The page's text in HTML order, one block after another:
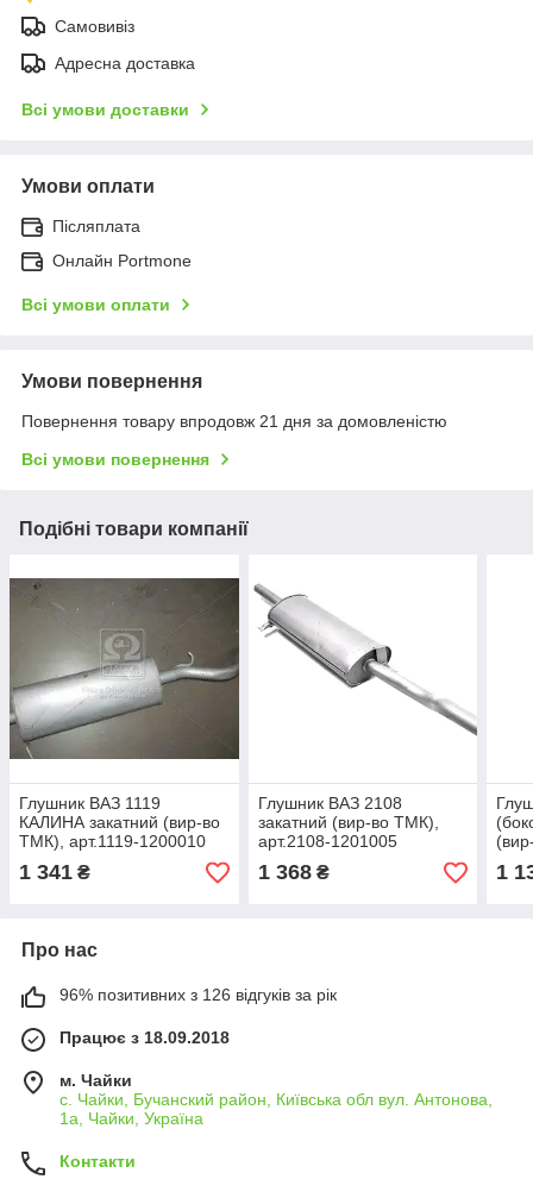
Самовивіз
Адресна доставка
Всі умови доставки
Умови оплати
Післяплата
Онлайн Portmone
Всі умови оплати
Умови повернення
Повернення товару впродовж 21 дня за домовленістю
Всі умови повернення
Подібні товари компанії
Глушник ВАЗ 1119
КАЛИНА закатний (вир-во
ТМК), арт.1119-1200010
1 341 ₴
Глушник ВАЗ 2108
закатний (вир-во ТМК),
арт.2108-1201005
1 368₴ 1
Про нас
96% позитивних з 126 відгуків за рік
Працює з 18.09.2018
м. Чайки
с. Чайки, Бучанский район, Київська обл вул. Антонова,
1а, Чайки, Україна
Контакти